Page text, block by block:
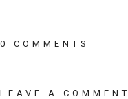
0 COMMENTS
LEAVE A COMMENT